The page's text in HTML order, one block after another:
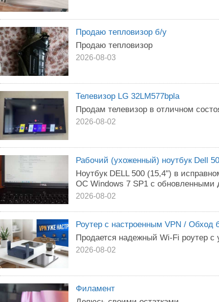
Продаю тепловизор б/у
Продаю тепловизор
2026-08-03
Телевизор LG 32LM577bpla
Продам телевизор в отличном
2026-08-02
Рабочий (ухоженный) ноутбук Dell
Ноутбук DELL 500 (15,4") в
ОС Windows 7 SP1 с обновленными
2026-08-02
Роутер с настроенным VPN / Обход
Продается надежный Wi-Fi роутер
2026-08-02
Филамент